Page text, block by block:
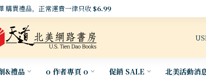
購買禮品，正常運費一律只收 $6.99
&禮品 o 作者專頁 o 促銷 SALE 北美活動消